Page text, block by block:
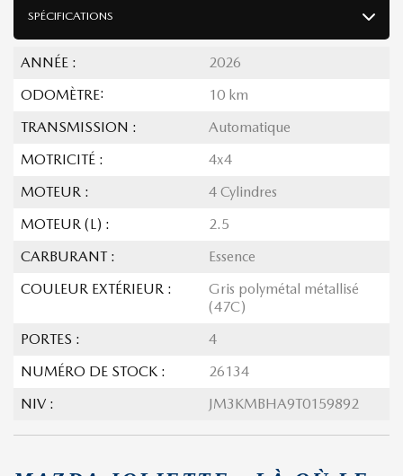
SPÉCIFICATIONS
ANNÉE :
2026
ODOMÈTRE:
10 km
TRANSMISSION :
Automatique
MOTRICITÉ :
4x4
MOTEUR :
4 Cylindres
MOTEUR (L) :
2.5
CARBURANT :
Essence
COULEUR EXTÉRIEUR :
Gris polymétal métallisé
(47C)
PORTES :
4
NUMÉRO DE STOCK :
26134
NIV :
JM3KMBHA9T0159892